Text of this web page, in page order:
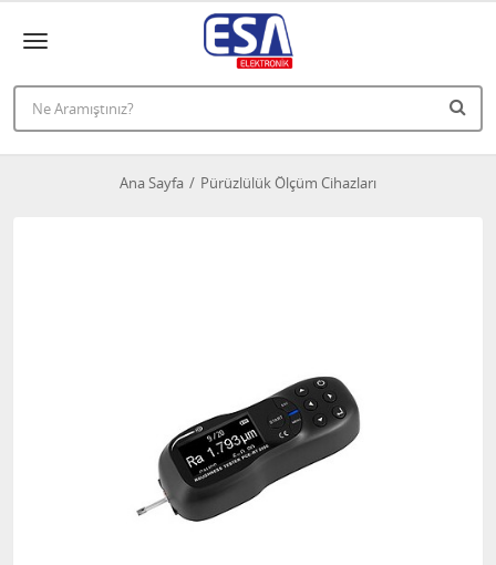
Ana Sayfa Pürüzlülük Ölçüm Cihazları